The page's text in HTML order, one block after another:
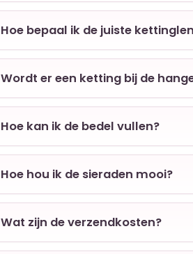
Hoe bepaal ik de juiste
Wordt er een ketting bij de
Hoe kan ik de bedel vullen?
Hoe hou ik de sieraden mooi?
Wat zijn de verzendkosten?